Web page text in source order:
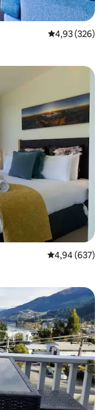
Gemiddelde
4,93 (326)
Gemiddelde
4,94 (637)